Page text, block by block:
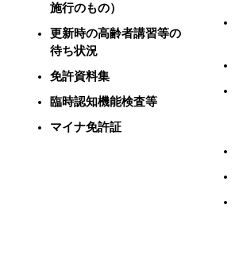
施行のもの）
更新時の高齢者講習等の
待ち状況
免許資料集
臨時認知機能検査等
マイナ免許証